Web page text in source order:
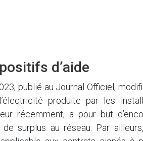
d’aide
publié au Journal Officiel,
produite par les
récemment, a pour but
surplus au réseau. Par